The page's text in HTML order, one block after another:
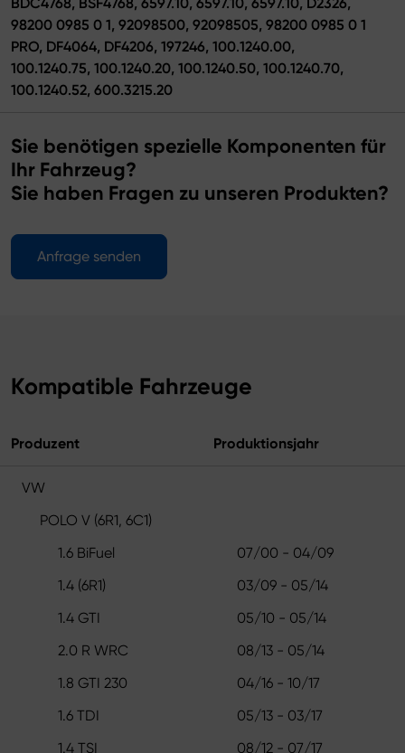
98200 0985 0 1, 92098500, 92098505, 98200 0985 0 1
PRO, DF4064, DF4206, 197246, 100.1240.00,
100.1240.75, 100.1240.20, 100.1240.50, 100.1240.70,
100.1240.52, 600.3215.20
Sie benötigen spezielle Komponenten für
Ihr Fahrzeug?
Sie haben Fragen zu unseren Produkten?
Anfrage senden
Kompatible Fahrzeuge
Produzent Produktionsjahr
VW
POLO V (6R1, 6C1)
1.6 BiFuel
07/00 - 04/09
1.4 (6R1)
03/09 - 05/14
1.4 GTI
05/10 - 05/14
2.0 R WRC
08/13 - 05/14
1.8 GTI 230
04/16 - 10/17
1.6 TDI
05/13 - 03/17
1.4 TSI
08/12 - 07/17